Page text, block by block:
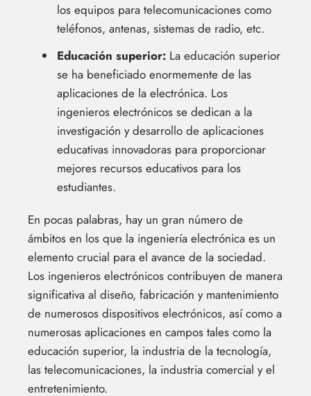
los equipos para telecomunicaciones como
teléfonos, antenas, sistemas de radio, etc.
Educación superior: La educación superior
se ha beneficiado enormemente de las
aplicaciones de la electrónica. Los
ingenieros electrónicos se dedican a la
investigación y desarrollo de aplicaciones
educativas innovadoras para proporcionar
mejores recursos educativos para los
estudiantes.
En pocas palabras, hay un gran número de
ámbitos en los que la ingeniería electrónica es un
elemento crucial para el avance de la sociedad.
Los ingenieros electrónicos contribuyen de manera
significativa al diseño, fabricación y mantenimiento
de numerosos dispositivos electrónicos, así como a
numerosas aplicaciones en campos tales como la
educación superior, la industria de la tecnología,
las telecomunicaciones, la industria comercial y el
entretenimiento.